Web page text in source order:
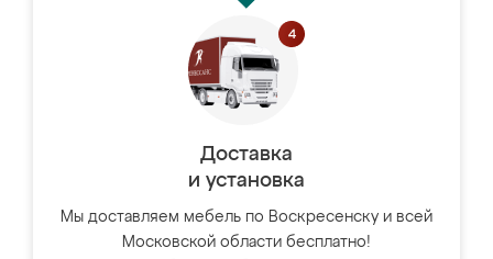
Доставка
и установка
Мы доставляем мебель по Воскресенску и всей
Московской области бесплатно!